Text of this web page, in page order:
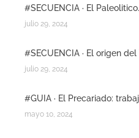
#SECUENCIA · El Paleolitico.
julio 29, 2024
#SECUENCIA · El origen del
julio 29, 2024
#GUIA · El Precariado:
mayo 10, 2024